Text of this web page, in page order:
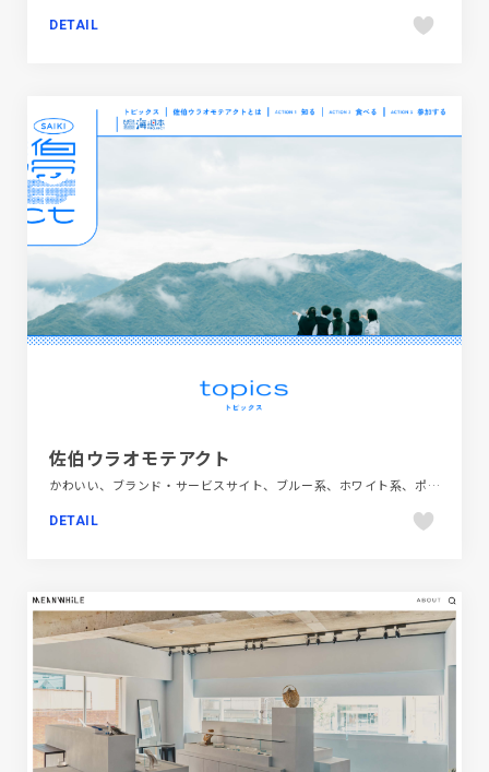
DETAIL
佐伯ウラオモテアクト
かわいい、ブランド・サービスサイト、ブルー系、ホワイト系、ポップ、地域・団体・活動、大きめ写真、第一次産業・SDGs・地方創生
DETAIL